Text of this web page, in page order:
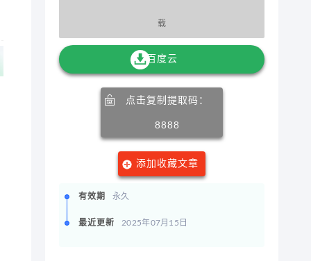
载
百度云
点击复制提取码：
8888
添加收藏文章
有效期 永久
最近更新 2025年07月15日